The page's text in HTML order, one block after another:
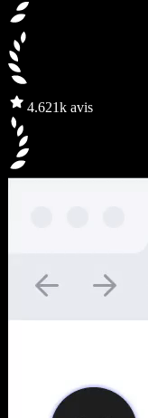
4.621k avis